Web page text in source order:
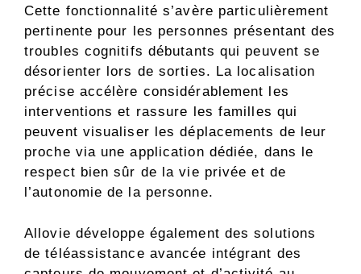
Cette fonctionnalité s’avère particulièrement
pertinente pour les personnes présentant des
troubles cognitifs débutants qui peuvent se
désorienter lors de sorties. La localisation
précise accélère considérablement les
interventions et rassure les familles qui
peuvent visualiser les déplacements de leur
proche via une application dédiée, dans le
respect bien sûr de la vie privée et de
l’autonomie de la personne.
Allovie développe également des solutions
de téléassistance avancée intégrant des